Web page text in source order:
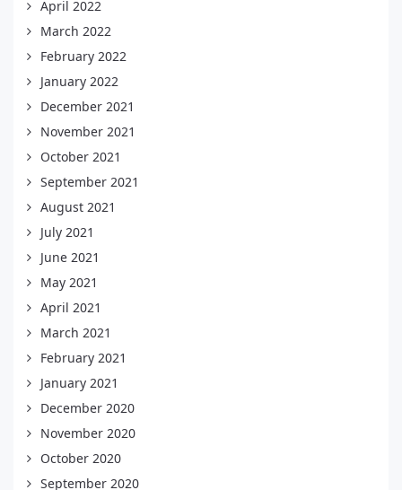
April 2022
March 2022
February 2022
January 2022
December 2021
November 2021
October 2021
September 2021
August 2021
July 2021
June 2021
May 2021
April 2021
March 2021
February 2021
January 2021
December 2020
November 2020
October 2020
September 2020